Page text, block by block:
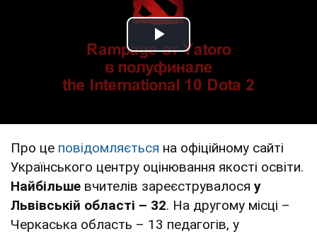
Play Video
Про це повідомляється на офіційному сайті
Українського центру оцінювання якості освіти.
Найбільше вчителів зареєструвалося у
Львівській області – 32. На другому місці –
Черкаська область – 13 педагогів, у